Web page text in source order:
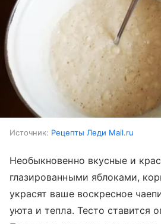
Источник: Рецепты Леди Mail.ru
Необыкновенно вкусные и
глазированными яблоками,
украсят ваше воскресное
уюта и тепла. Тесто ставится